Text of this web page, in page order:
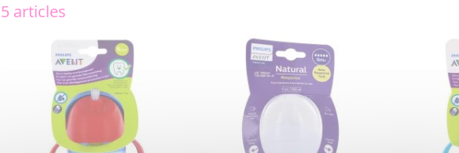
5 articles